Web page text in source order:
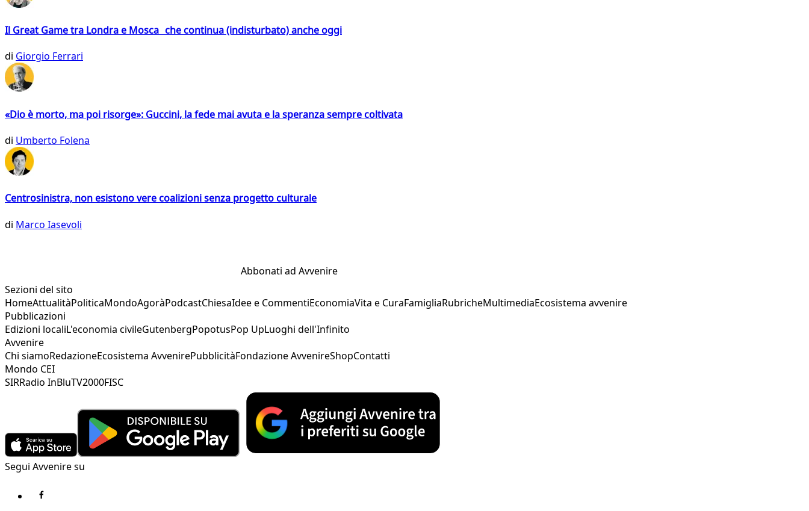
Il Great Game tra Londra e Mosca che continua (indisturbato) anche oggi
di Giorgio Ferrari
«Dio è morto, ma poi risorge»: Guccini, la fede mai avuta e la speranza sempre coltivata
di Umberto Folena
Centrosinistra, non esistono vere coalizioni senza progetto culturale
di Marco Iasevoli
Abbonati ad Avvenire
Sezioni del sito
HomeAttualitàPoliticaMondoAgoràPodcastChiesaIdee e CommentiEconomiaVita e CuraFamigliaRubricheMultimediaEcosistema avvenire
Pubblicazioni
Edizioni localiL'economia civileGutenbergPopotusPop UpLuoghi dell'Infinito
Avvenire
Chi siamoRedazioneEcosistema AvvenirePubblicitàFondazione AvvenireShopContatti
Mondo CEI
SIRRadio InBluTV2000FISC
Segui Avvenire su